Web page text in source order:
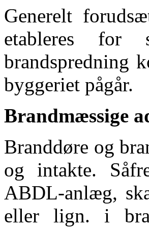
Generelt
etableres for
brandspredning
byggeriet pågår.
Brandmæssige
Branddøre og
og intakte.
ABDL-anlæg,
eller lign. i